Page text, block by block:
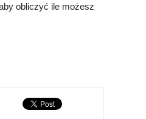
obliczyć ile możesz